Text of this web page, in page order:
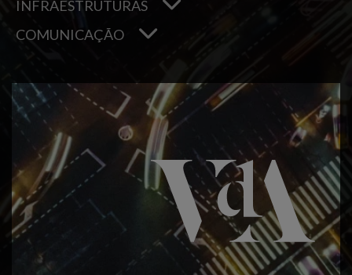
INFRAESTRUTURAS
COMUNICAÇÃO